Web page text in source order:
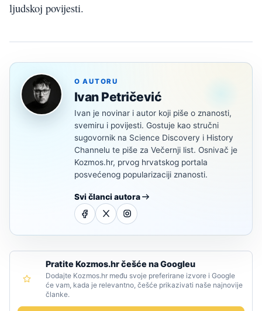
ljudskoj povijesti.
O AUTORU
Ivan Petričević
Ivan je novinar i autor koji piše o znanosti,
svemiru i povijesti. Gostuje kao stručni
sugovornik na Science Discovery i History
Channelu te piše za Večernji list. Osnivač je
Kozmos.hr, prvog hrvatskog portala
posvećenog popularizaciji znanosti.
Svi članci autora
Pratite Kozmos.hr češće na Googleu
Dodajte Kozmos.hr među svoje preferirane izvore i Google
će vam, kada je relevantno, češće prikazivati naše najnovije
članke.